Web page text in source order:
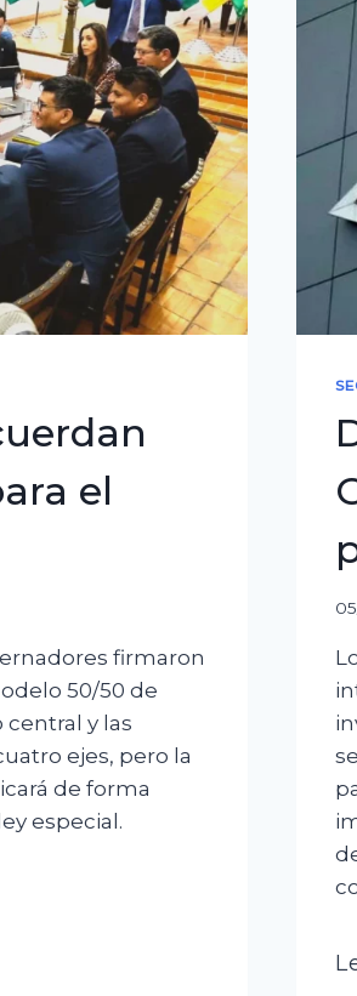
a
el
el
firmaron
50/50 de
y las
ejes, pero la
de forma
especial.